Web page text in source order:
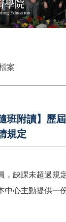
學院
Education
案
隨班附讀】歷
規定
，缺課未超過規
中心主動提供一